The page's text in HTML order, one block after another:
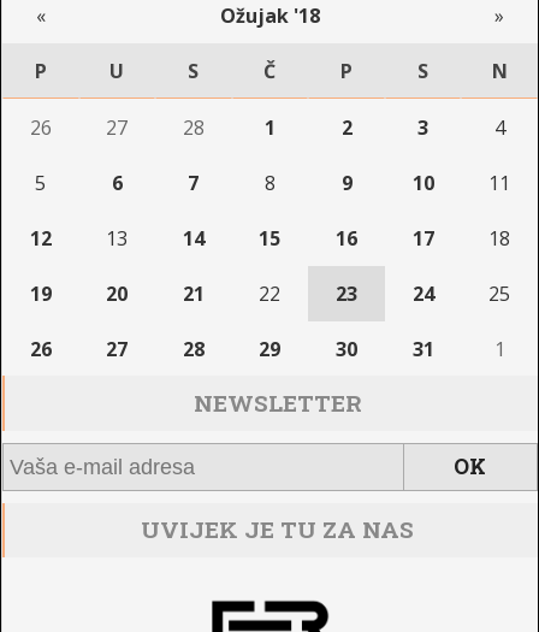
« Ožujak '18 »
P U S Č P S N
26 27 28 1 2 3 4
5 6 7 8 9 10 11
12 13 14 15 16 17 18
19 20 21 22 23 24 25
26 27 28 29 30 31 1
NEWSLETTER
UVIJEK JE TU ZA NAS